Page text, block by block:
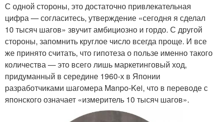
С одной стороны, это достаточно привлекательная
цифра — согласитесь, утверждение «сегодня я сделал
10 тысяч шагов» звучит амбициозно и гордо. С другой
стороны, запомнить круглое число всегда проще. И все
же принято считать, что гипотеза о пользе именно такого
количества — это всего лишь маркетинговый ход,
придуманный в середине 1960-х в Японии
разработчиками шагомера Manpo-Kei, что в переводе с
японского означает «измеритель 10 тысяч шагов».